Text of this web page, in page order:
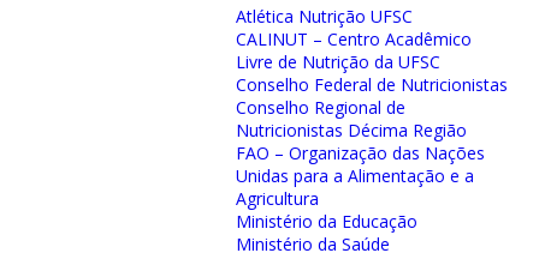
Atlética Nutrição UFSC
CALINUT – Centro Acadêmico
Livre de Nutrição da UFSC
Conselho Federal de Nutricionistas
Conselho Regional de
Nutricionistas Décima Região
FAO – Organização das Nações
Unidas para a Alimentação e a
Agricultura
Ministério da Educação
Ministério da Saúde